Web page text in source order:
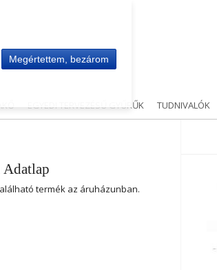
EGYEDI TERVEZÉSŰ GYŰRŰK TUDNIVALÓK
termék az áruházunban.
Megértettem, bezárom